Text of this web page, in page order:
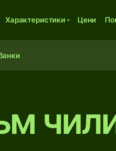
Характеристики Цени